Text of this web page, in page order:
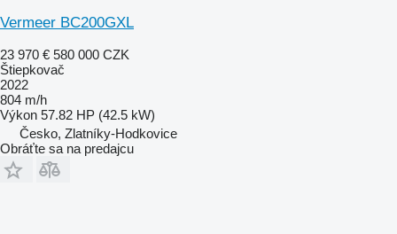
Vermeer BC200GXL
23 970 € 580 000 CZK
Štiepkovač
2022
804 m/h
Výkon 57.82 HP (42.5 kW)
Česko, Zlatníky-Hodkovice
Obráťte sa na predajcu